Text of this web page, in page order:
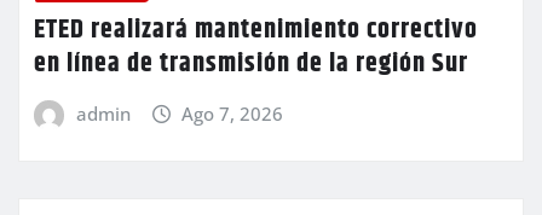
ETED realizará mantenimiento correctivo
en línea de transmisión de la región Sur
admin Ago 7, 2026